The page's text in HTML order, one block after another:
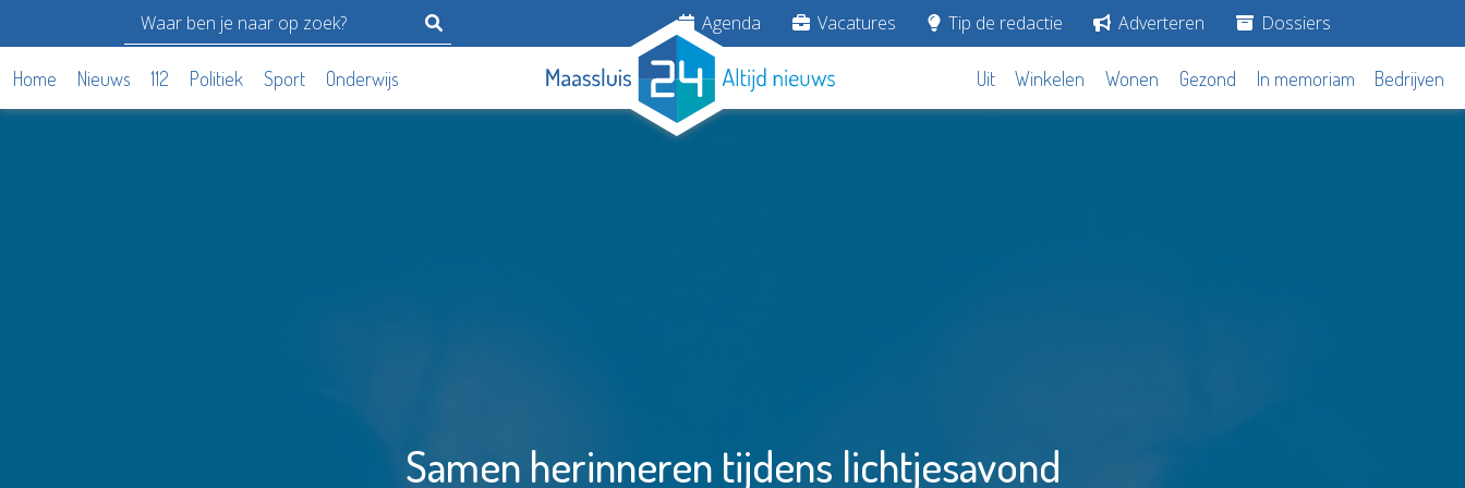
Agenda Vacatures Tip de redactie Adverteren Dossiers
Home Nieuws 112 Politiek Sport Onderwijs Uit Winkelen Wonen Gezond In memoriam Bedrijven
Samen herinneren tijdens lichtjesavond